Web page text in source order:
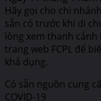
Hãy gọi cho chi
sẵn có trước khi di
lòng xem thanh cảnh
trang web FCPL để
khả dụng.
Có sẵn nguồn cung
COVID-19